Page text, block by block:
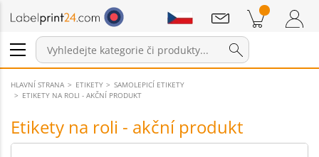
Přihlášení / Registrace
Položky v košíku Nákupní Košík
Sdělení
HLAVNÍ STRANA ETIKETY
SAMOLEPICÍ ETIKETY
ETIKETY NA ROLI - AKČNÍ PRODUKT
Etikety na roli - akční produkt